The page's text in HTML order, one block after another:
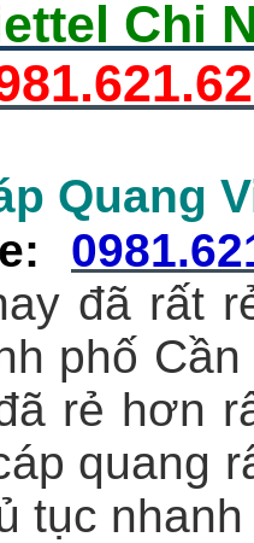
Chi
Quang
:
đã rất
phố
rẻ hơn
quang
tục